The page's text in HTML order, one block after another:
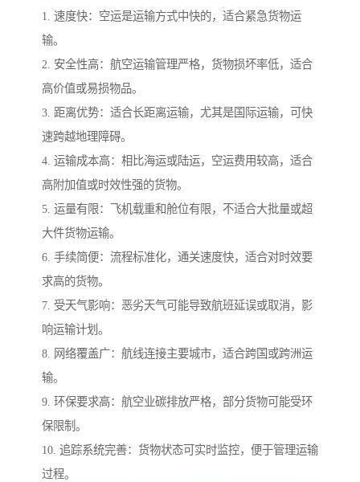
1. 速度快：空运是运输方式中快的，适合紧急货物运
输。
2. 安全性高：航空运输管理严格，货物损坏率低，适合
高价值或易损物品。
3. 距离优势：适合长距离运输，尤其是国际运输，可快
速跨越地理障碍。
4. 运输成本高：相比海运或陆运，空运费用较高，适合
高附加值或时效性强的货物。
5. 运量有限：飞机载重和舱位有限，不适合大批量或超
大件货物运输。
6. 手续简便：流程标准化，通关速度快，适合对时效要
求高的货物。
7. 受天气影响：恶劣天气可能导致航班延误或取消，影
响运输计划。
8. 网络覆盖广：航线连接主要城市，适合跨国或跨洲运
输。
9. 环保要求高：航空业碳排放严格，部分货物可能受环
保限制。
10. 追踪系统完善：货物状态可实时监控，便于管理运输
过程。